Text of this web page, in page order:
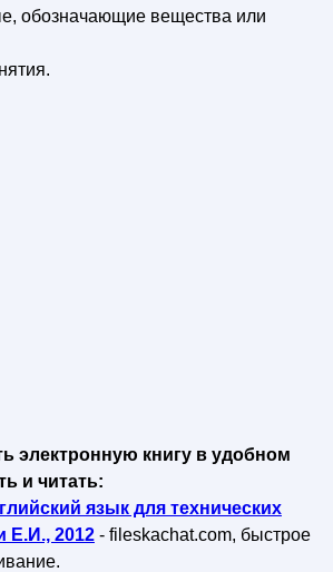
обозначающие вещества или
электронную книгу в удобном
и читать:
язык для технических
Е.И., 2012- fileskachat.com, быстрое